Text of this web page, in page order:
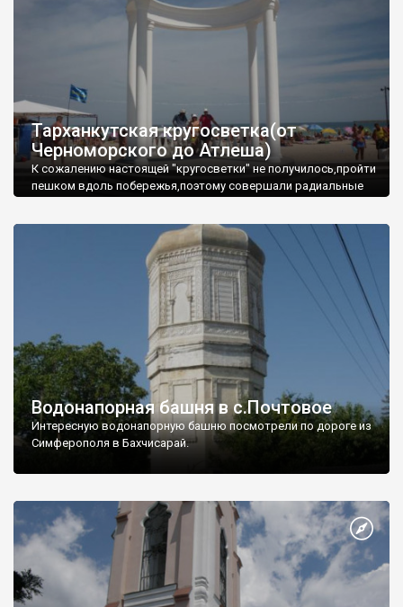
Тарханкутская кругосветка(от
Черноморского до Атлеша)
К сожалению настоящей "кругосветки" не получилось,пройти
пешком вдоль побережья,поэтому совершали радиальные
Водонапорная башня в с.Почтовое
Интересную водонапорную башню посмотрели по дороге из
Симферополя в Бахчисарай.